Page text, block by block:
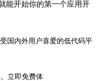
能开始你的第一个应用开
受国内外用户喜爱的低代码平
。立即免费体